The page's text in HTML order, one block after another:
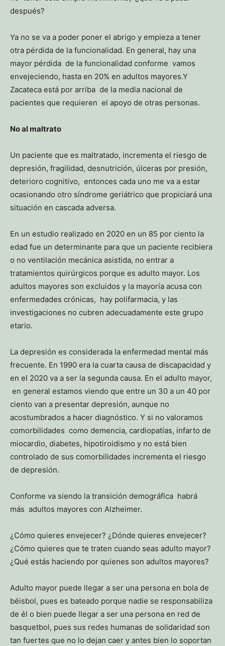
después?
Ya no se va a poder poner el abrigo y empieza a tener
otra pérdida de la funcionalidad. En general, hay una
mayor pérdida de la funcionalidad conforme vamos
envejeciendo, hasta en 20% en adultos mayores.Y
Zacateca está por arriba de la media nacional de
pacientes que requieren el apoyo de otras personas.
No al maltrato
Un paciente que es maltratado, incrementa el riesgo de
depresión, fragilidad, desnutrición, úlceras por presión,
deterioro cognitivo, entonces cada uno me va a estar
ocasionando otro síndrome geriátrico que propiciará una
situación en cascada adversa.
En un estudio realizado en 2020 en un 85 por ciento la
edad fue un determinante para que un paciente recibiera
o no ventilación mecánica asistida, no entrar a
tratamientos quirúrgicos porque es adulto mayor. Los
adultos mayores son excluidos y la mayoría acusa con
enfermedades crónicas, hay polifarmacia, y las
investigaciones no cubren adecuadamente este grupo
etario.
La depresión es considerada la enfermedad mental más
frecuente. En 1990 era la cuarta causa de discapacidad y
en el 2020 va a ser la segunda causa. En el adulto mayor,
en general estamos viendo que entre un 30 a un 40 por
ciento van a presentar depresión, aunque no
acostumbrados a hacer diagnóstico. Y si no valoramos
comorbilidades como demencia, cardiopatías, infarto de
miocardio, diabetes, hipotiroidismo y no está bien
controlado de sus comorbilidades incrementa el riesgo
de depresión.
Conforme va siendo la transición demográfica habrá
más adultos mayores con Alzheimer.
¿Cómo quieres envejecer? ¿Dónde quieres envejecer?
¿Cómo quieres que te traten cuando seas adulto mayor?
¿Qué estás haciendo por quienes son adultos mayores?
Adulto mayor puede llegar a ser una persona en bola de
béisbol, pues es bateado porque nadie se responsabiliza
de él o bien puede llegar a ser una persona en red de
basquetbol, pues sus redes humanas de solidaridad son
tan fuertes que no lo dejan caer y antes bien lo soportan